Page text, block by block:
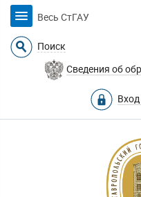
Весь СтГАУ
Поиск
Сведения об